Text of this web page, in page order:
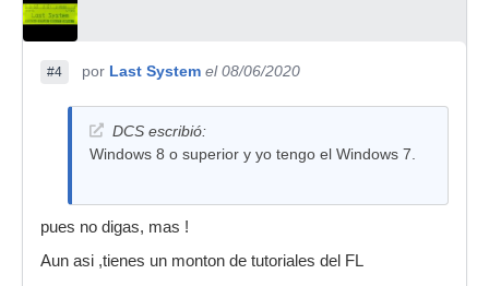
#4 por Last System el 08/06/2020
DCS escribió:
Windows 8 o superior y yo tengo el Windows 7.
pues no digas, mas !
Aun asi ,tienes un monton de tutoriales del FL